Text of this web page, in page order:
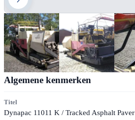
Algemene kenmerken
Titel
Dynapac 11011 K / Tracked Asphalt Paver